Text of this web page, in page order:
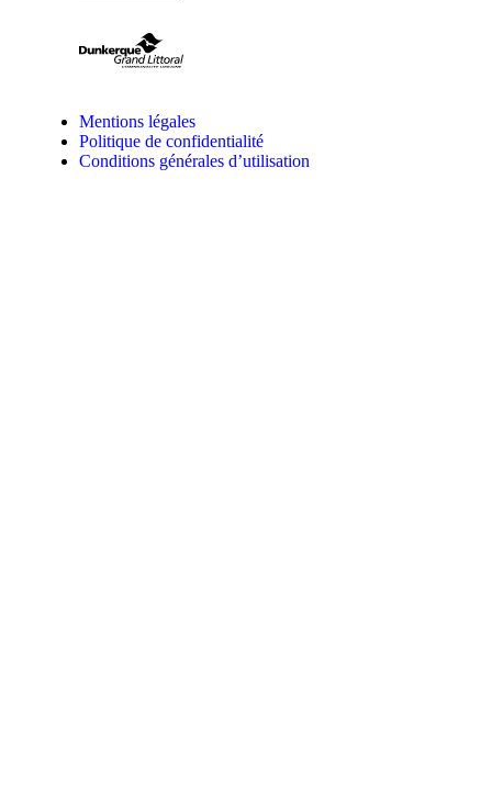
Mentions légales
Politique de confidentialité
Conditions générales d’utilisation